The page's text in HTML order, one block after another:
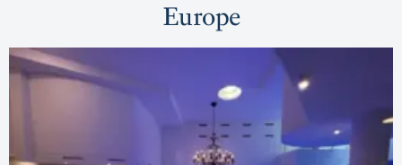
Europe